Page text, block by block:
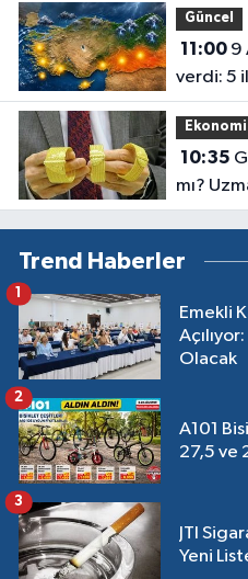
Güncel
11:009 Ağustos hava durumu alarm
verdi: 5
Ekonomi
10:35
mı?
Trend Haberler
Emekli
Olacak
1
A101
27,5 ve
2
JTI
Yeni
3